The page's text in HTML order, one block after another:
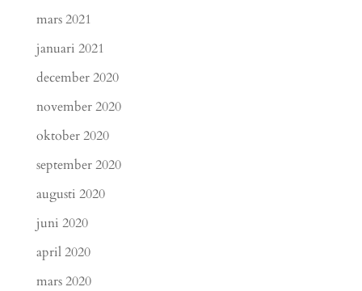
mars 2021
januari 2021
december 2020
november 2020
oktober 2020
september 2020
augusti 2020
juni 2020
april 2020
mars 2020